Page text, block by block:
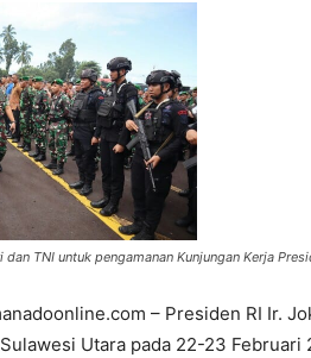
dan TNI untuk pengamanan Kunjungan Kerja
– Presiden RI Ir.
Utara pada 22-23 Februari